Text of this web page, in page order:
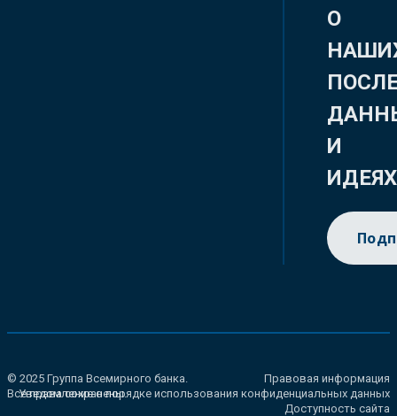
О
И
ИДЕЯХ
© 2025 Группа Всемирного банка.
Все права сохранены.
Правовая информация
Уведомление о порядке использования конфиденциальных данных
Доступность сайта